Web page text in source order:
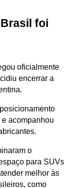
foi
oficialmente
encerrar a
acompanhou
o
para SUVs
melhor às
como